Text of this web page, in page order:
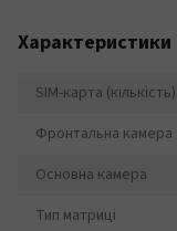
Характеристики
SIM-карта (кількість)
Фронтальна камера
Основна камера
Тип матриці